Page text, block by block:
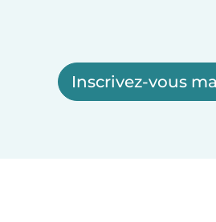
Inscrivez-vous